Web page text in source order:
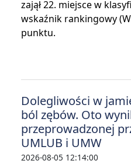
zajął 22. miejsce w
wskaźnik rankingowy
punktu.
Dolegliwości w
ból zębów. Oto
przeprowadzonej
UMLUB i UMW
2026-08-05 12:14:00